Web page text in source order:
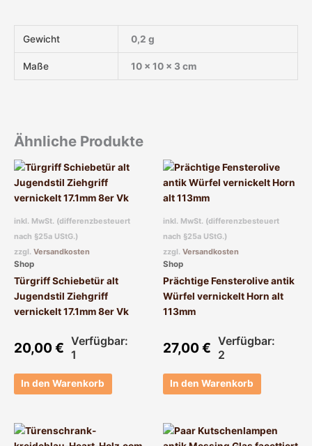
Gewicht 0,2 g
Maße 10 × 10 × 3 cm
Ähnliche Produkte
inkl. MwSt. (differenzbesteuert
nach §25a UStG.)
zzgl. Versandkosten
Shop
Türgriff Schiebetür alt
Jugendstil Ziehgriff
vernickelt 17.1mm 8er Vk
20,00€ Verfügbar:
1
In den Warenkorb
inkl. MwSt. (differenzbesteuert
nach §25a UStG.)
zzgl. Versandkosten
Shop
Prächtige Fensterolive antik
Würfel vernickelt Horn alt
113mm
27,00€ Verfügbar:
2
In den Warenkorb